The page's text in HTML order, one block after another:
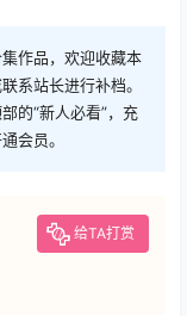
作品，欢迎收藏本
系站长进行补档。
的“新人必看”，充
会员。
给TA打赏